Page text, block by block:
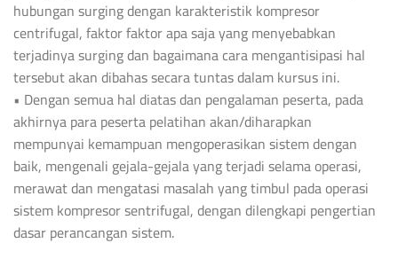
hubungan surging dengan karakteristik kompresor
centrifugal, faktor faktor apa saja yang menyebabkan
terjadinya surging dan bagaimana cara mengantisipasi hal
tersebut akan dibahas secara tuntas dalam kursus ini.
• Dengan semua hal diatas dan pengalaman peserta, pada
akhirnya para peserta pelatihan akan/diharapkan
mempunyai kemampuan mengoperasikan sistem dengan
baik, mengenali gejala-gejala yang terjadi selama operasi,
merawat dan mengatasi masalah yang timbul pada operasi
sistem kompresor sentrifugal, dengan dilengkapi pengertian
dasar perancangan sistem.